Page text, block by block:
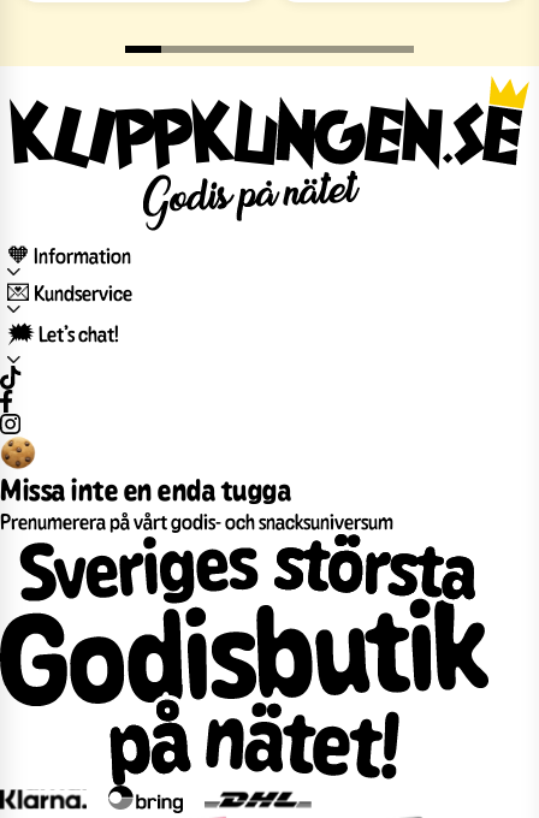
🧡 Information
💌 Kundservice
🗯️ Let’s chat!
Missa inte en enda tugga
Prenumerera på vårt godis- och snacksuniversum